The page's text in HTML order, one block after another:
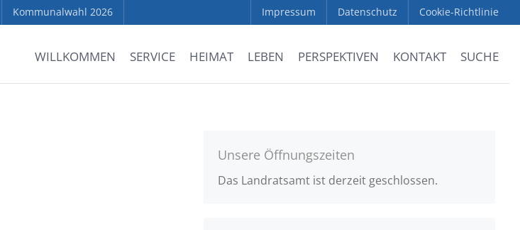
Kommunalwahl 2026 Impressum Datenschutz Cookie-Richtlinie
WILLKOMMEN SERVICE HEIMAT LEBEN PERSPEKTIVEN KONTAKT SUCHE
Unsere Öffnungszeiten
Das Landratsamt ist derzeit geschlossen.